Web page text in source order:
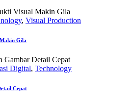
, Visual Production
Gila
Digital, Technology
Cepat